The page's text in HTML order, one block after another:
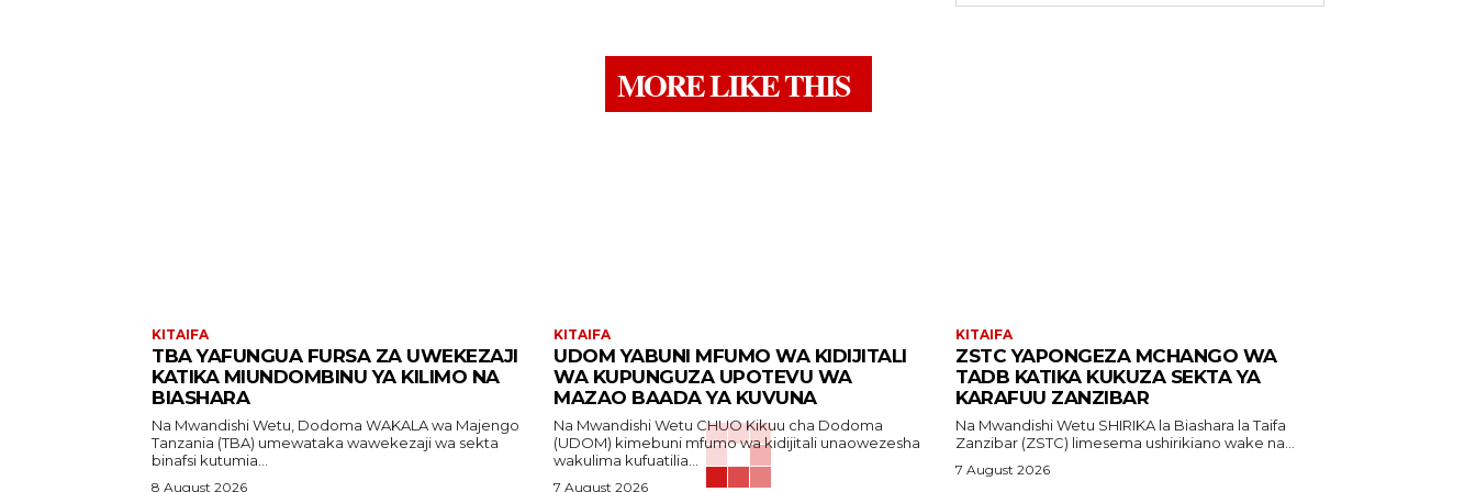
MORE LIKE THIS
KITAIFA
TBA YAFUNGUA FURSA ZA UWEKEZAJI
KATIKA MIUNDOMBINU YA KILIMO NA
BIASHARA
Na Mwandishi Wetu, Dodoma WAKALA wa Majengo
Tanzania (TBA) umewataka wawekezaji wa sekta
binafsi kutumia...
8 August 2026
KITAIFA
UDOM YABUNI MFUMO WA KIDIJITALI
WA KUPUNGUZA UPOTEVU WA
MAZAO BAADA YA KUVUNA
Na Mwandishi Wetu CHUO Kikuu cha Dodoma
(UDOM) kimebuni mfumo wa kidijitali unaowezesha
wakulima kufuatilia...
7 August 2026
KITAIFA
ZSTC YAPONGEZA MCHANGO WA
TADB KATIKA KUKUZA SEKTA YA
KARAFUU ZANZIBAR
Na Mwandishi Wetu SHIRIKA la Biashara la Taifa
Zanzibar (ZSTC) limesema ushirikiano wake na...
7 August 2026